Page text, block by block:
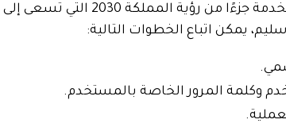
سلسة للمستأجرين
يمكن اتباع الخطوات التالية:
وكلمة المرور الخاصة بالمستخدم.